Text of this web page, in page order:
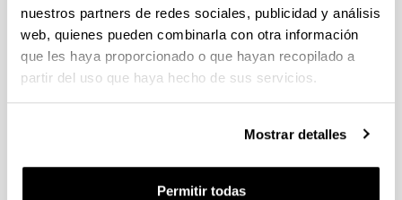
nuestros partners de redes sociales, publicidad y análisis
web, quienes pueden combinarla con otra información
que les haya proporcionado o que hayan recopilado a
partir del uso que haya hecho de sus servicios.
Mostrar detalles
Permitir todas
Encuentro #UNILCO-ISM2018: AUTOGESTIÓN
Y ORALIDAD. Descentrando desde lo
cotidiano.
VIERNES, 8 DE JUNIO, 17:00
Construcción Colectiva) y el Seminario de Ilusionistas
Encina (coordinador de UNILCO-espacio nómada) y
Ainhoa Ezeiza (investigadora principal de ISM).